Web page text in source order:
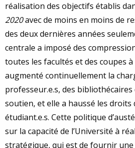
réalisation des objectifs établis
2020avec de moins en moins de
des deux dernières années
centrale a imposé des
toutes les facultés et des coupes
augmenté continuellement la
professeur.e.s, des
soutien, et elle a haussé les droits
étudiant.e.s. Cette politique
sur la capacité de l’Université à
stratégique, qui est de fournir